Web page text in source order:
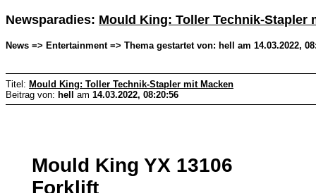
Newsparadies: Mould King: Toller Technik-Stapler
News => Entertainment => Thema gestartet von: hell am 14.03.2022,
Titel: Mould King: Toller Technik-Stapler mit Macken
Beitrag von: hell am 14.03.2022, 08:20:56
Mould King YX 13106
Forklift